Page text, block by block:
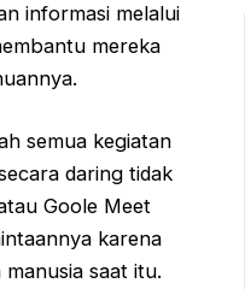
informasi melalui
mereka
semua kegiatan
daring tidak
Goole Meet
karena
saat itu.